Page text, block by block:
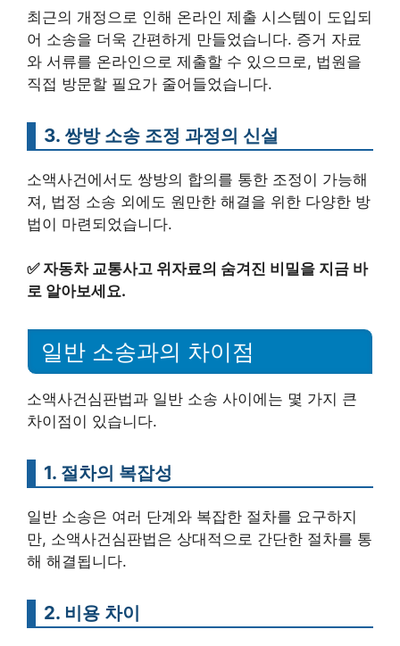
최근의 개정으로 인해 온라인 제출 시스템이 도입되
어 소송을 더욱 간편하게 만들었습니다. 증거 자료
와 서류를 온라인으로 제출할 수 있으므로, 법원을
직접 방문할 필요가 줄어들었습니다.
3. 쌍방 소송 조정 과정의 신설
소액사건에서도 쌍방의 합의를 통한 조정이 가능해
져, 법정 소송 외에도 원만한 해결을 위한 다양한 방
법이 마련되었습니다.
✅ 자동차 교통사고 위자료의 숨겨진 비밀을 지금 바
로 알아보세요.
일반 소송과의 차이점
소액사건심판법과 일반 소송 사이에는 몇 가지 큰
차이점이 있습니다.
1. 절차의 복잡성
일반 소송은 여러 단계와 복잡한 절차를 요구하지
만, 소액사건심판법은 상대적으로 간단한 절차를 통
해 해결됩니다.
2. 비용 차이